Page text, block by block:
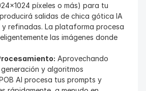
píxeles o más) para tu
salidas de chica gótica IA
y refinadas. La plataforma procesa
las imágenes donde
Aprovechando
generación y algoritmos
AI procesa tus prompts y